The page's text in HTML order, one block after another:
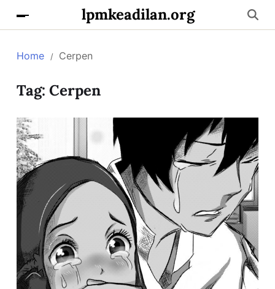
lpmkeadilan.org
Home Cerpen
Tag: Cerpen